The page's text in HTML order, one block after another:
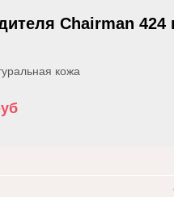
Chairman 424
кожа